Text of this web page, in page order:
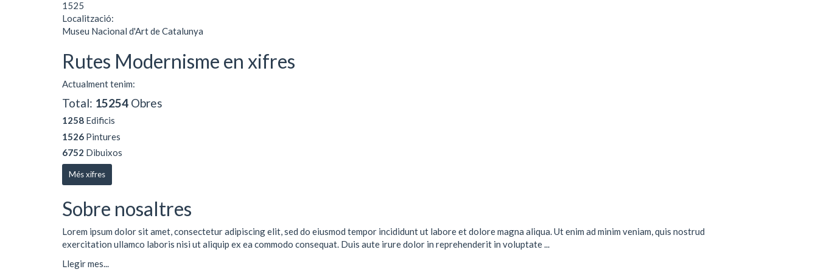
1525
Localització:
Museu Nacional d'Art de Catalunya
Rutes Modernisme en xifres
Actualment tenim:
Total: 15254 Obres
1258 Edificis
1526 Pintures
6752 Dibuixos
Més xifres
Sobre nosaltres
Lorem ipsum dolor sit amet, consectetur adipiscing elit, sed do eiusmod tempor incididunt ut labore et dolore magna aliqua. Ut enim ad minim veniam, quis nostrud
exercitation ullamco laboris nisi ut aliquip ex ea commodo consequat. Duis aute irure dolor in reprehenderit in voluptate ...
Llegir mes...